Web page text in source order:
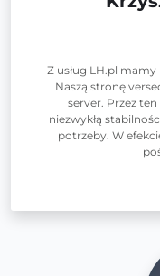
Z usług LH.pl
Naszą stronę
server. Przez
niezwykłą
potrzeby. W